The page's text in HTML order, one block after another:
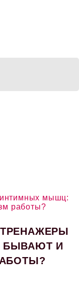
мышц:
работы?
БЫВАЮТ И